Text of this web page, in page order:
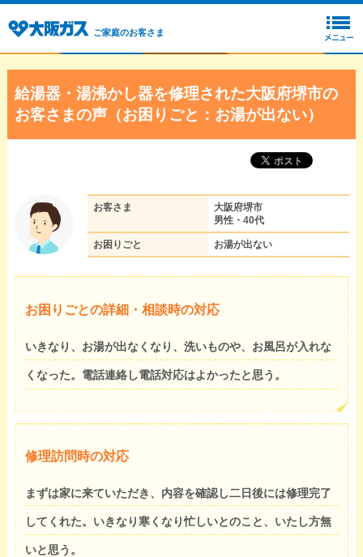
ご家庭のお客さま
給湯器・湯沸かし器を修理された大阪府堺市の
お客さまの声（お困りごと：お湯が出ない）
お客さま
大阪府堺市
男性・40代
お困りごと お湯が出ない
お困りごとの詳細・相談時の対応
いきなり、お湯が出なくなり、洗いものや、お風呂が入れな
くなった。電話連絡し電話対応はよかったと思う。
修理訪問時の対応
まずは家に来ていただき、内容を確認し二日後には修理完了
してくれた。いきなり寒くなり忙しいとのこと、いたし方無
いと思う。